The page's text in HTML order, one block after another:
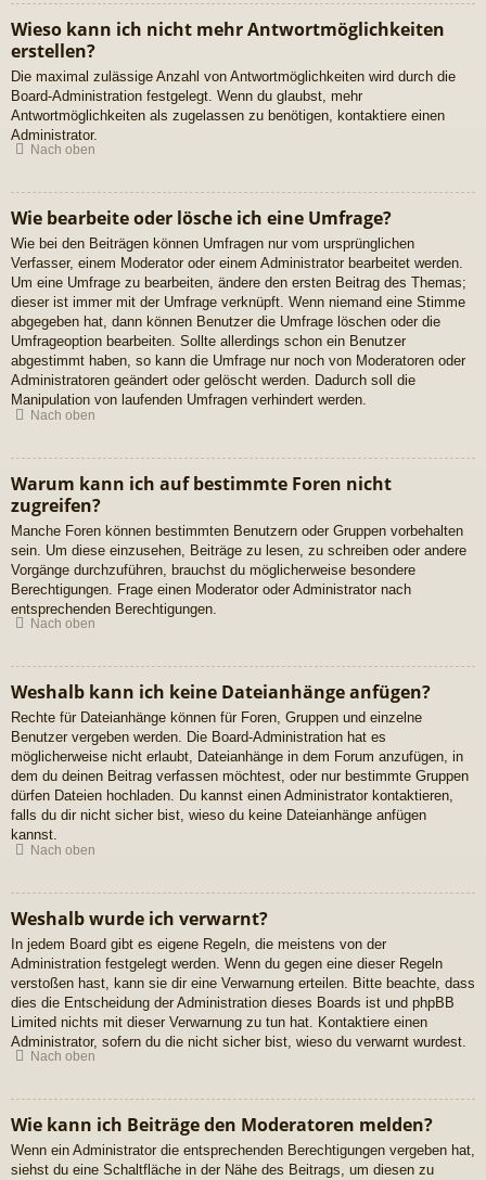
Wieso kann ich nicht mehr Antwortmöglichkeiten
erstellen?
Die maximal zulässige Anzahl von Antwortmöglichkeiten wird durch die
Board-Administration festgelegt. Wenn du glaubst, mehr
Antwortmöglichkeiten als zugelassen zu benötigen, kontaktiere einen
Administrator.
Nach oben
Wie bearbeite oder lösche ich eine Umfrage?
Wie bei den Beiträgen können Umfragen nur vom ursprünglichen
Verfasser, einem Moderator oder einem Administrator bearbeitet werden.
Um eine Umfrage zu bearbeiten, ändere den ersten Beitrag des Themas;
dieser ist immer mit der Umfrage verknüpft. Wenn niemand eine Stimme
abgegeben hat, dann können Benutzer die Umfrage löschen oder die
Umfrageoption bearbeiten. Sollte allerdings schon ein Benutzer
abgestimmt haben, so kann die Umfrage nur noch von Moderatoren oder
Administratoren geändert oder gelöscht werden. Dadurch soll die
Manipulation von laufenden Umfragen verhindert werden.
Nach oben
Warum kann ich auf bestimmte Foren nicht
zugreifen?
Manche Foren können bestimmten Benutzern oder Gruppen vorbehalten
sein. Um diese einzusehen, Beiträge zu lesen, zu schreiben oder andere
Vorgänge durchzuführen, brauchst du möglicherweise besondere
Berechtigungen. Frage einen Moderator oder Administrator nach
entsprechenden Berechtigungen.
Nach oben
Weshalb kann ich keine Dateianhänge anfügen?
Rechte für Dateianhänge können für Foren, Gruppen und einzelne
Benutzer vergeben werden. Die Board-Administration hat es
möglicherweise nicht erlaubt, Dateianhänge in dem Forum anzufügen, in
dem du deinen Beitrag verfassen möchtest, oder nur bestimmte Gruppen
dürfen Dateien hochladen. Du kannst einen Administrator kontaktieren,
falls du dir nicht sicher bist, wieso du keine Dateianhänge anfügen
kannst.
Nach oben
Weshalb wurde ich verwarnt?
In jedem Board gibt es eigene Regeln, die meistens von der
Administration festgelegt werden. Wenn du gegen eine dieser Regeln
verstoßen hast, kann sie dir eine Verwarnung erteilen. Bitte beachte, dass
dies die Entscheidung der Administration dieses Boards ist und phpBB
Limited nichts mit dieser Verwarnung zu tun hat. Kontaktiere einen
Administrator, sofern du die nicht sicher bist, wieso du verwarnt wurdest.
Nach oben
Wie kann ich Beiträge den Moderatoren melden?
Wenn ein Administrator die entsprechenden Berechtigungen vergeben hat,
siehst du eine Schaltfläche in der Nähe des Beitrags, um diesen zu